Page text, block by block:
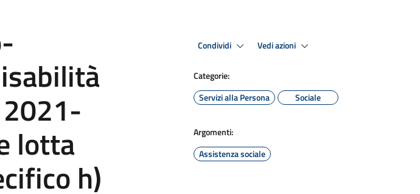
2021-
lotta
h)
Condividi Vedi azioni
Categorie:
Servizi alla Persona
Sociale
Argomenti:
Assistenza sociale